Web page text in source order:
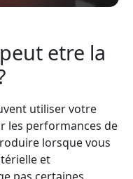
etre la
utiliser votre
les performances de
lorsque vous
et